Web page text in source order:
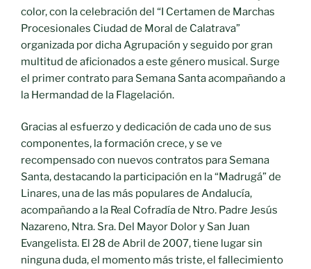
color, con la celebración del “I Certamen de Marchas
Procesionales Ciudad de Moral de Calatrava”
organizada por dicha Agrupación y seguido por gran
multitud de aficionados a este género musical. Surge
el primer contrato para Semana Santa acompañando a
la Hermandad de la Flagelación.
Gracias al esfuerzo y dedicación de cada uno de sus
componentes, la formación crece, y se ve
recompensado con nuevos contratos para Semana
Santa, destacando la participación en la “Madrugá” de
Linares, una de las más populares de Andalucía,
acompañando a la Real Cofradía de Ntro. Padre Jesús
Nazareno, Ntra. Sra. Del Mayor Dolor y San Juan
Evangelista. El 28 de Abril de 2007, tiene lugar sin
ninguna duda, el momento más triste, el fallecimiento